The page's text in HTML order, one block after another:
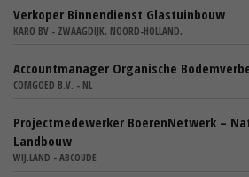
Verkoper Binnendienst Glastuinbouw
KARO BV - ZWAAGDIJK, NOORD-HOLLAND,
Accountmanager Organische
COMGOED B.V. - NL
Projectmedewerker BoerenNetwerk –
Landbouw
WIJ.LAND - ABCOUDE